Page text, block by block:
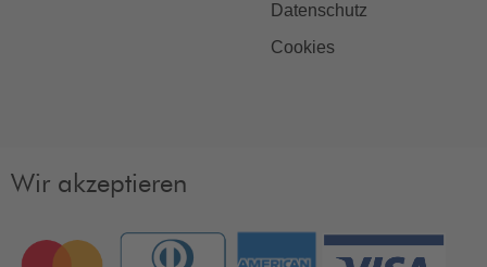
Datenschutz
Cookies
Wir akzeptieren